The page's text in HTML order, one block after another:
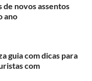
de novos assentos
ano
guia com dicas para
com